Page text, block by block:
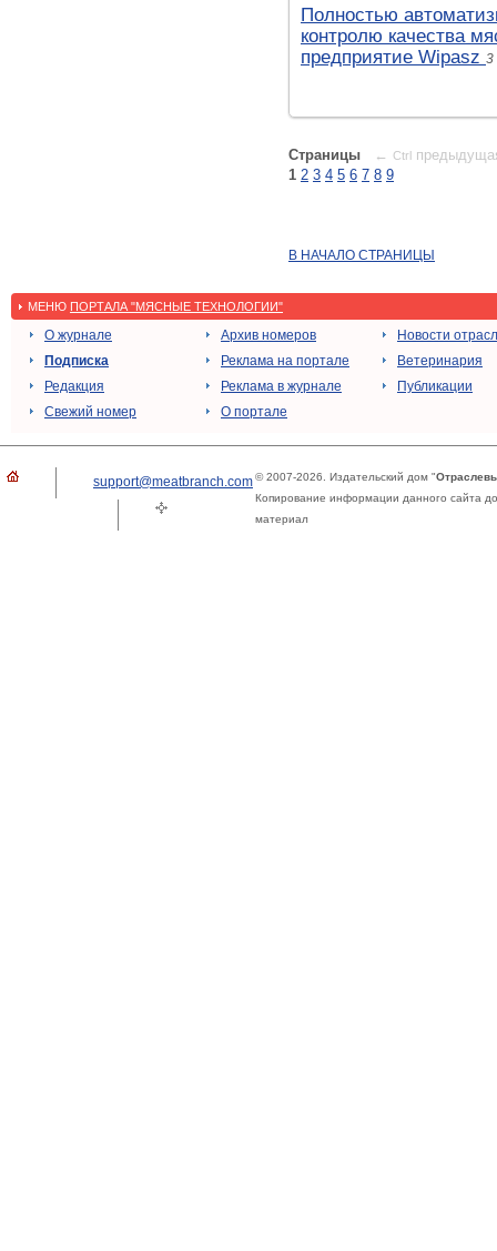
Полностью
контролю качества
предприятие Wipasz 3
Страницы ← Ctrl
1 2 3 4 5 6 7 8 9
В НАЧАЛО СТРАНИЦЫ
МЕНЮ ПОРТАЛА "МЯСНЫЕ ТЕХНОЛОГИИ"
О журнале
Подписка
Редакция
Свежий номер
Архив номеров
Реклама на портале
Реклама в журнале
О портале
Новости
Ветеринария
Публикации
support@meatbranch.com© 2007-2026. Издательский дом "
Копирование информации данного сайта
материал